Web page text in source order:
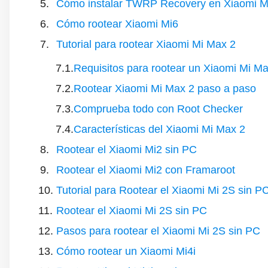
Cómo instalar TWRP Recovery en Xiaomi
Cómo rootear Xiaomi Mi6
Tutorial para rootear Xiaomi Mi Max 2
Requisitos para rootear un Xiaomi Mi
Rootear Xiaomi Mi Max 2 paso a paso
Comprueba todo con Root Checker
Características del Xiaomi Mi Max 2
Rootear el Xiaomi Mi2 sin PC
Rootear el Xiaomi Mi2 con Framaroot
Tutorial para Rootear el Xiaomi Mi 2S sin
Rootear el Xiaomi Mi 2S sin PC
Pasos para rootear el Xiaomi Mi 2S sin PC
Cómo rootear un Xiaomi Mi4i